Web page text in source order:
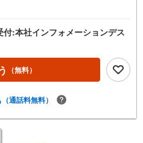
:本社インフォメーションデス
（無料）
（通話料無料）